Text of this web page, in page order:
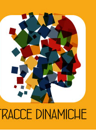
Tracce dinamiche
Tracce Dinamiche è una
rassegna di teatro
d’innovazione e sperimentale.
Continua